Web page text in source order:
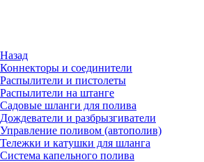
Назад
Коннекторы и соединители
Распылители и пистолеты
Распылители на штанге
Садовые шланги для полива
Дождеватели и разбрызгиватели
Управление поливом (автополив)
Тележки и катушки для шланга
Система капельного полива